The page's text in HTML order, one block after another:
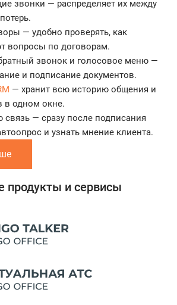
звонки — распределяет их между
— удобно проверять, как
вопросы по договорам.
звонок и голосовое меню —
и подписание документов.
— хранит всю историю общения и
в одном окне.
связь — сразу после подписания
и узнать мнение клиента.
продукты и сервисы